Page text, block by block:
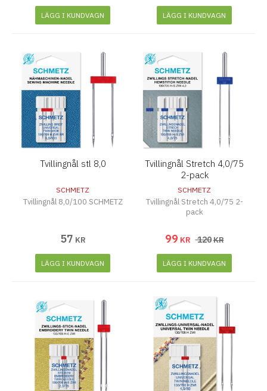
LÄGG I KUNDVAGN LÄGG I KUNDVAGN
Tvillingnål stl 8,0
SCHMETZ
Tvillingnål 8,0/100 SCHMETZ
57 KR
LÄGG I KUNDVAGN
Tvillingnål Stretch 4,0/75
2-pack
SCHMETZ
Tvillingnål Stretch 4,0/75 2-
pack
99 KR 120KR
LÄGG I KUNDVAGN